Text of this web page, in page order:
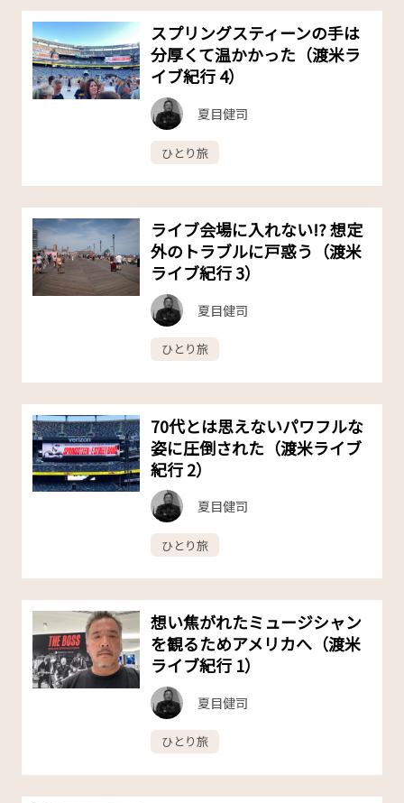
スプリングスティーンの手は
分厚くて温かかった（渡米ラ
イブ紀行 4）
夏目健司
ひとり旅
ライブ会場に入れない!? 想定
外のトラブルに戸惑う（渡米
ライブ紀行 3）
夏目健司
ひとり旅
70代とは思えないパワフルな
姿に圧倒された（渡米ライブ
紀行 2）
夏目健司
ひとり旅
想い焦がれたミュージシャン
を観るためアメリカへ（渡米
ライブ紀行 1）
夏目健司
ひとり旅